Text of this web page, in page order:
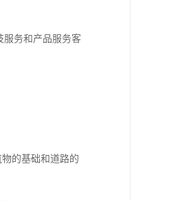
服务和产品服务客
的基础和道路的